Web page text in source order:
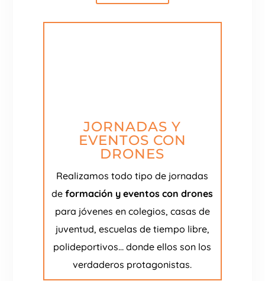
JORNADAS Y
EVENTOS CON
DRONES
Realizamos todo tipo de jornadas
deformación y eventos con drones
para jóvenes en colegios, casas de
juventud, escuelas de tiempo libre,
polideportivos… donde ellos son los
verdaderos protagonistas.